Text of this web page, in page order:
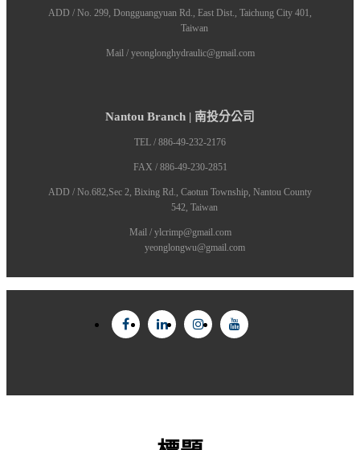
ADD / No. 299, Dongguangyuan Rd., East Dist., Taichung City 401,
Taiwan
Mail / yeonglonghydraulic@gmail.com
Nantou Branch | 南投分公司
TEL / 886-49-232-2176
FAX / 886-49-230-2851
ADD / No.682,Sec 2, Bixing Rd., Caotun Township, Nantou County
542, Taiwan
Mail / ylcrimp@gmail.com
yeonglongwu@gmail.com